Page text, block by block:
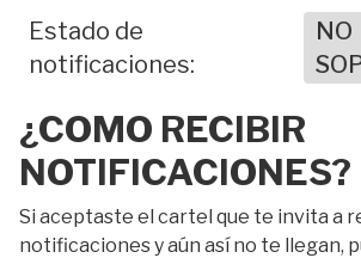
Estado de
notificaciones:
NO
¿COMO RECIBIR
NOTIFICACIONES?
Si aceptaste el cartel que te invita a
notificaciones y aún así no te llegan,